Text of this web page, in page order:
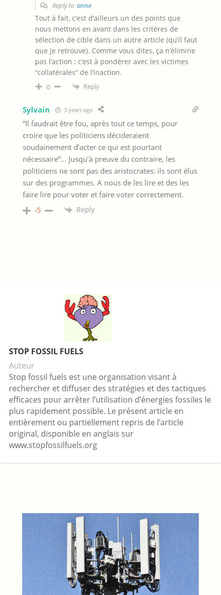
Reply to anne
Tout à fait, c’est d’ailleurs un des points que
nous mettons en avant dans les critères de
sélection de cible dans un autre article (qu’il faut
que je retrouve). Comme vous dites, ça n’élimine
pas l’action : c’est à pondérer avec les victimes
“collatérales” de l’inaction.
0 Reply
Sylvain 3 years ago
“Il faudrait être fou, après tout ce temps, pour
croire que les politiciens décideraient
soudainement d’acter ce qui est pourtant
nécessaire”… Jusqu’à preuve du contraire, les
politiciens ne sont pas des aristocrates: ils sont élus
sur des programmes. A nous de les lire et des les
faire lire pour voter et faire voter correctement.
-5 Reply
STOP FOSSIL FUELS
Auteur
Stop fossil fuels est une organisation visant à
rechercher et diffuser des stratégies et des tactiques
efficaces pour arrêter l’utilisation d’énergies fossiles le
plus rapidement possible. Le présent article en
entièrement ou partiellement repris de l’article
original, disponible en anglais sur
www.stopfossilfuels.org